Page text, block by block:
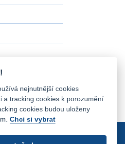
o přístupnosti
nejnutnější cookies
a tracking cookies k porozumění
cookies budou uloženy
Chci si vybrat